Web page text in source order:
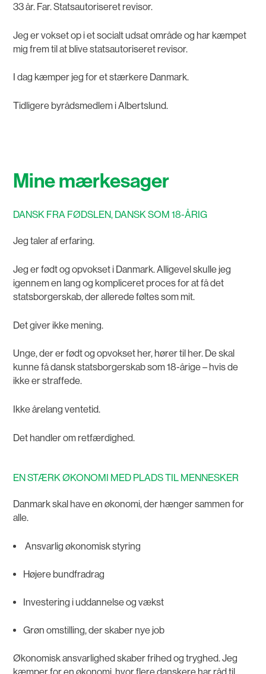
33 år. Far. Statsautoriseret revisor.
Jeg er vokset op i et socialt udsat område og har kæmpet
mig frem til at blive statsautoriseret revisor.
I dag kæmper jeg for et stærkere Danmark.
Tidligere byrådsmedlem i Albertslund.
Mine mærkesager
DANSK FRA FØDSLEN, DANSK SOM 18-ÅRIG
Jeg taler af erfaring.
Jeg er født og opvokset i Danmark. Alligevel skulle jeg
igennem en lang og kompliceret proces for at få det
statsborgerskab, der allerede føltes som mit.
Det giver ikke mening.
Unge, der er født og opvokset her, hører til her. De skal
kunne få dansk statsborgerskab som 18-årige – hvis de
ikke er straffede.
Ikke årelang ventetid.
Det handler om retfærdighed.
EN STÆRK ØKONOMI MED PLADS TIL MENNESKER
Danmark skal have en økonomi, der hænger sammen for
alle.
Ansvarlig økonomisk styring
Højere bundfradrag
Investering i uddannelse og vækst
Grøn omstilling, der skaber nye job
Økonomisk ansvarlighed skaber frihed og tryghed. Jeg